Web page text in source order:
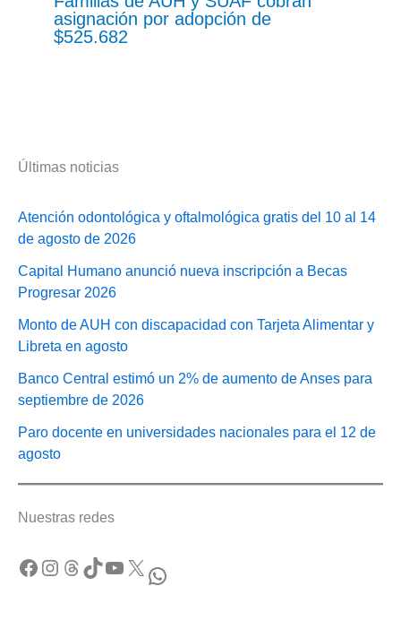
asignación por adopción de
$525.682
Últimas noticias
Atención odontológica y oftalmológica gratis del 10 al 14
de agosto de 2026
Capital Humano anunció nueva inscripción a Becas
Progresar 2026
Monto de AUH con discapacidad con Tarjeta Alimentar y
Libreta en agosto
Banco Central estimó un 2% de aumento de Anses para
septiembre de 2026
Paro docente en universidades nacionales para el 12 de
agosto
Nuestras redes
Facebook Instagram Threads TikTok YouTube X WhatsApp